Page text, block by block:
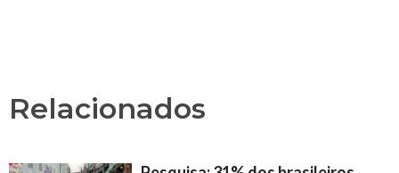
Relacionados